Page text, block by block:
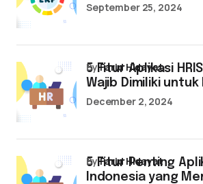
September 25, 2024
5 Fitur Aplikasi
Wajib Dimiliki untuk
byFarid Hidayat
December 2, 2024
5 Fitur Penting
Indonesia yang
byFarid Hidayat